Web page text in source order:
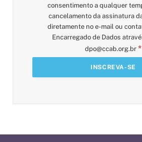
consentimento a qualquer
cancelamento da assinatura
diretamente no e-mail ou
Encarregado de Dados
dpo@ccab.org.br *